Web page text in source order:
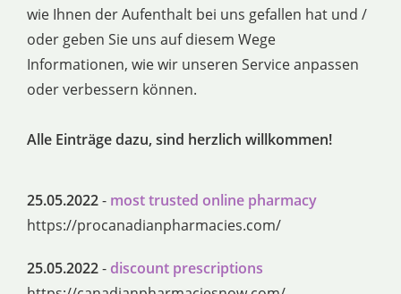
wie Ihnen der Aufenthalt bei uns gefallen hat und /
oder geben Sie uns auf diesem Wege
Informationen, wie wir unseren Service anpassen
oder verbessern können.
Alle Einträge dazu, sind herzlich willkommen!
25.05.2022- most trusted online pharmacy
https://procanadianpharmacies.com/
25.05.2022-discount prescriptions